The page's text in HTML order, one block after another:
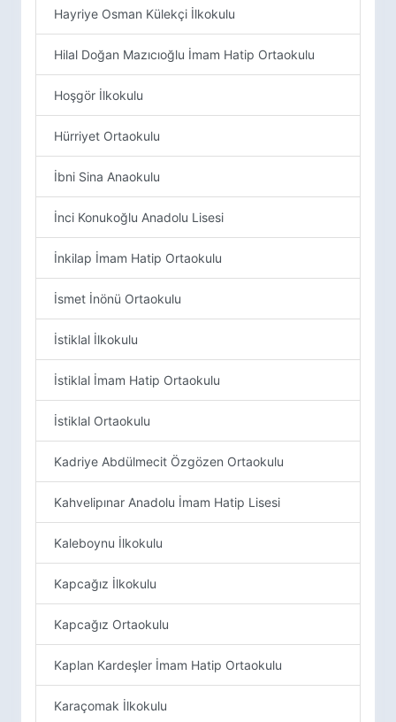
Hayriye Osman Külekçi İlkokulu
Hilal Doğan Mazıcıoğlu İmam Hatip Ortaokulu
Hoşgör İlkokulu
Hürriyet Ortaokulu
İbni Sina Anaokulu
İnci Konukoğlu Anadolu Lisesi
İnkilap İmam Hatip Ortaokulu
İsmet İnönü Ortaokulu
İstiklal İlkokulu
İstiklal İmam Hatip Ortaokulu
İstiklal Ortaokulu
Kadriye Abdülmecit Özgözen Ortaokulu
Kahvelipınar Anadolu İmam Hatip Lisesi
Kaleboynu İlkokulu
Kapcağız İlkokulu
Kapcağız Ortaokulu
Kaplan Kardeşler İmam Hatip Ortaokulu
Karaçomak İlkokulu